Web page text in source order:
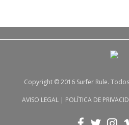
Copyright © 2016 Surfer Rule.
AVISO LEGAL| POLÍTICA DE